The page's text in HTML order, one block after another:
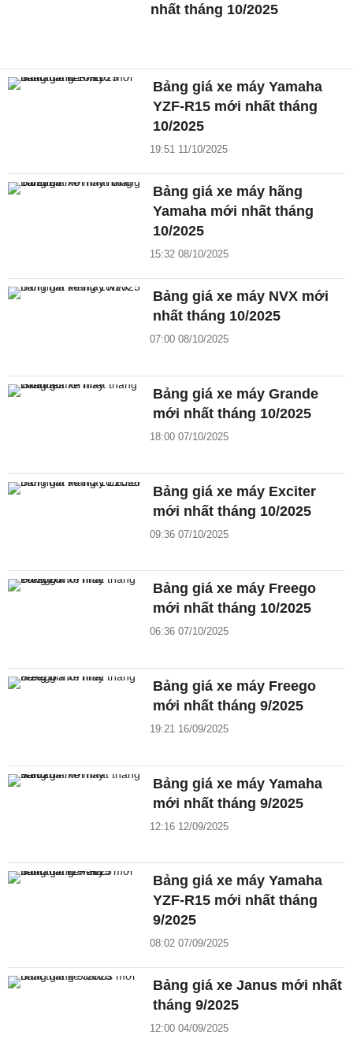
nhất tháng 10/2025
Bảng giá xe máy Yamaha
YZF-R15 mới nhất tháng
10/2025
19:51 11/10/2025
Bảng giá xe máy hãng
Yamaha mới nhất tháng
10/2025
15:32 08/10/2025
Bảng giá xe máy NVX mới
nhất tháng 10/2025
07:00 08/10/2025
Bảng giá xe máy Grande
mới nhất tháng 10/2025
18:00 07/10/2025
Bảng giá xe máy Exciter
mới nhất tháng 10/2025
09:36 07/10/2025
Bảng giá xe máy Freego
mới nhất tháng 10/2025
06:36 07/10/2025
Bảng giá xe máy Freego
mới nhất tháng 9/2025
19:21 16/09/2025
Bảng giá xe máy Yamaha
mới nhất tháng 9/2025
12:16 12/09/2025
Bảng giá xe máy Yamaha
YZF-R15 mới nhất tháng
9/2025
08:02 07/09/2025
Bảng giá xe Janus mới nhất
tháng 9/2025
12:00 04/09/2025